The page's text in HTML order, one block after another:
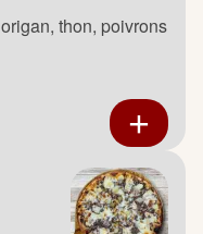
thon, poivrons